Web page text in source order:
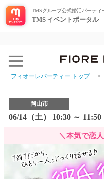
TMSグループ公式婚活パーティ
TMS イベントポータル
フィオーレパーティー トップ
岡山市
06/14（土） 10:30 ～ 11:50
＼本気で恋